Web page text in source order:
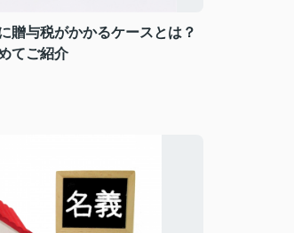
贈与税がかかるケースとは？
てご紹介